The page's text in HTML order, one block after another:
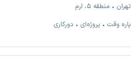
تهران
منطقه ۵، ارم
پاره وقت
پروژه‌ای دورکاری